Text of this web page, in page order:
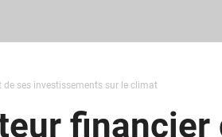
de ses investissements sur le climat
financier